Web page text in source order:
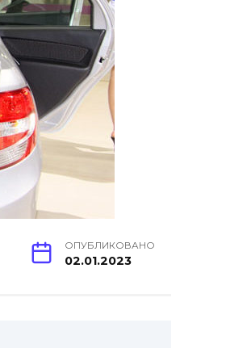
ОПУБЛИКОВАНО
02.01.2023